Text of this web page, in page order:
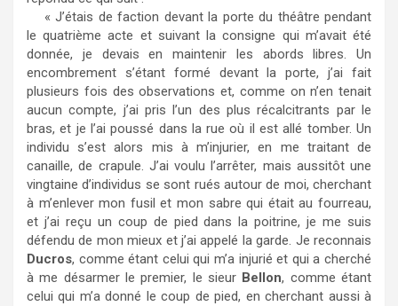
« J’étais de faction devant la porte du théâtre pendant
le quatrième acte et suivant la consigne qui m’avait été
donnée, je devais en maintenir les abords libres. Un
encombrement s’étant formé devant la porte, j’ai fait
plusieurs fois des observations et, comme on n’en tenait
aucun compte, j’ai pris l’un des plus récalcitrants par le
bras, et je l’ai poussé dans la rue où il est allé tomber. Un
individu s’est alors mis à m’injurier, en me traitant de
canaille, de crapule. J’ai voulu l’arrêter, mais aussitôt une
vingtaine d’individus se sont rués autour de moi, cherchant
à m’enlever mon fusil et mon sabre qui était au fourreau,
et j’ai reçu un coup de pied dans la poitrine, je me suis
défendu de mon mieux et j’ai appelé la garde. Je reconnais
Ducros, comme étant celui qui m’a injurié et qui a cherché
à me désarmer le premier, le sieur Bellon, comme étant
celui qui m’a donné le coup de pied, en cherchant aussi à